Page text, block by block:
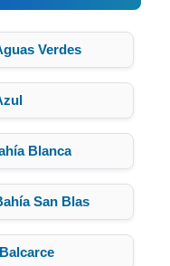
Verdes
Blanca
San Blas
Balcarce